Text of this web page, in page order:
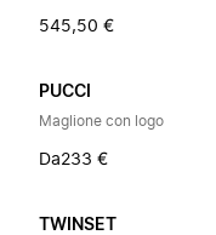
545,50 €
PUCCI
Maglione con logo
Da233 €
TWINSET